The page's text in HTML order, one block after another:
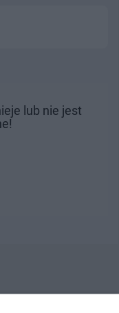
lub nie jest
Serwis Informacyjny Miasta